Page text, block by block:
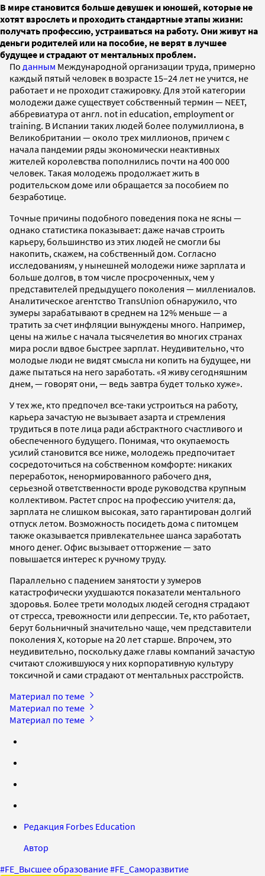
В мире становится больше девушек и юношей, которые не
хотят взрослеть и проходить стандартные этапы жизни:
получать профессию, устраиваться на работу. Они живут на
деньги родителей или на пособие, не верят в лучшее
будущее и страдают от ментальных проблем.
По данным Международной организации труда, примерно
каждый пятый человек в возрасте 15–24 лет не учится, не
работает и не проходит стажировку. Для этой категории
молодежи даже существует собственный термин — NEET,
аббревиатура от англ. not in education, employment or
training. В Испании таких людей более полумиллиона, в
Великобритании — около трех миллионов, причем с
начала пандемии ряды экономически неактивных
жителей королевства пополнились почти на 400 000
человек. Такая молодежь продолжает жить в
родительском доме или обращается за пособием по
безработице.
Точные причины подобного поведения пока не ясны —
однако статистика показывает: даже начав строить
карьеру, большинство из этих людей не смогли бы
накопить, скажем, на собственный дом. Согласно
исследованиям, у нынешней молодежи ниже зарплата и
больше долгов, в том числе просроченных, чем у
представителей предыдущего поколения — миллениалов.
Аналитическое агентство TransUnion обнаружило, что
зумеры зарабатывают в среднем на 12% меньше — а
тратить за счет инфляции вынуждены много. Например,
цены на жилье с начала тысячелетия во многих странах
мира росли вдвое быстрее зарплат. Неудивительно, что
молодые люди не видят смысла ни копить на будущее, ни
даже пытаться на него заработать. «Я живу сегодняшним
днем, — говорят они, — ведь завтра будет только хуже».
У тех же, кто предпочел все-таки устроиться на работу,
карьера зачастую не вызывает азарта и стремления
трудиться в поте лица ради абстрактного счастливого и
обеспеченного будущего. Понимая, что окупаемость
усилий становится все ниже, молодежь предпочитает
сосредоточиться на собственном комфорте: никаких
переработок, ненормированного рабочего дня,
серьезной ответственности вроде руководства крупным
коллективом. Растет спрос на профессию учителя: да,
зарплата не слишком высокая, зато гарантирован долгий
отпуск летом. Возможность посидеть дома с питомцем
также оказывается привлекательнее шанса заработать
много денег. Офис вызывает отторжение — зато
повышается интерес к ручному труду.
Параллельно с падением занятости у зумеров
катастрофически ухудшаются показатели ментального
здоровья. Более трети молодых людей сегодня страдают
от стресса, тревожности или депрессии. Те, кто работает,
берут больничный значительно чаще, чем представители
поколения X, которые на 20 лет старше. Впрочем, это
неудивительно, поскольку даже главы компаний зачастую
считают сложившуюся у них корпоративную культуру
токсичной и сами страдают от ментальных расстройств.
Материал по теме
Материал по теме
Материал по теме
Редакция Forbes Education
Автор
#FE_Высшее образование#FE_Саморазвитие